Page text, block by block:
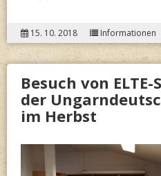
15. 10. 2018 Informationen
Besuch von
der
im Herbst